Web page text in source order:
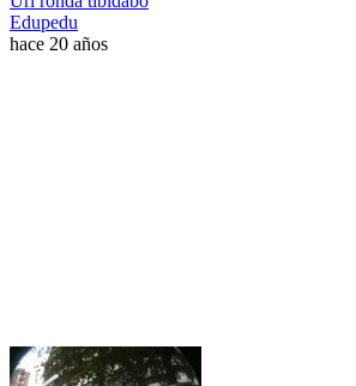
Edupedu
hace 20 años